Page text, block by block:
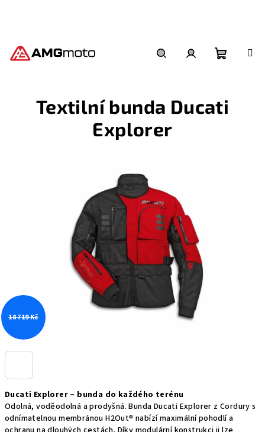
košík
Ducati Explorer – bunda do každého terénu
Odolná, voděodolná a prodyšná. Bunda Ducati Explorer z Cordury s
odnímatelnou membránou H2Out® nabízí maximální pohodlí a
Textilní bunda Ducati
Explorer
18 719 Kč